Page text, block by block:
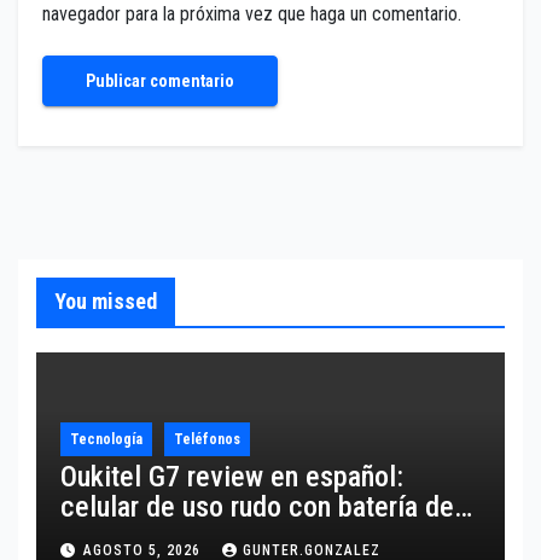
navegador para la próxima vez que haga un comentario.
You missed
Tecnología Teléfonos
Oukitel G7 review en español:
celular de uso rudo con batería de
10,600 mAh
AGOSTO 5, 2026 GUNTER.GONZALEZ